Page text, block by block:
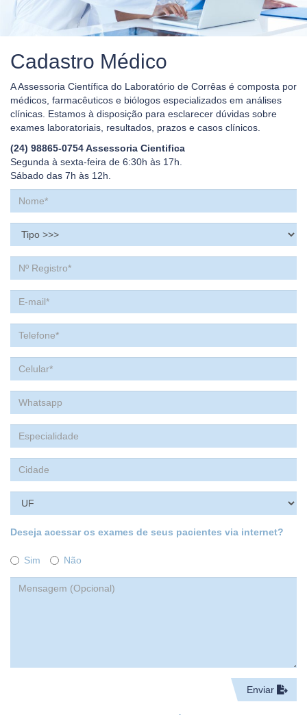
Cadastro Médico
A Assessoria Científica do Laboratório de Corrêas é composta por
médicos, farmacêuticos e biólogos especializados em análises
clínicas. Estamos à disposição para esclarecer dúvidas sobre
exames laboratoriais, resultados, prazos e casos clínicos.
(24) 98865-0754 Assessoria Cientifica
Segunda à sexta-feira de 6:30h às 17h.
Sábado das 7h às 12h.
Deseja acessar os exames de seus pacientes via internet?
Sim Não
Enviar